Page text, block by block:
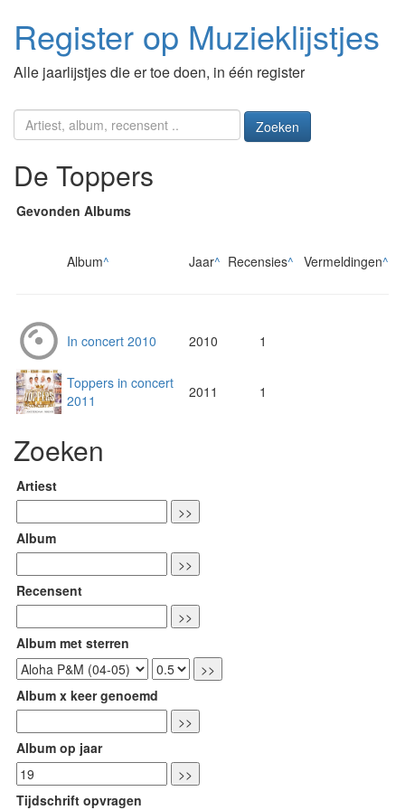
Register op Muzieklijstjes
Alle jaarlijstjes die er toe doen, in één register
Zoeken
De Toppers
Gevonden Albums
Album^ Jaar^ Recensies^ Vermeldingen^
In concert 2010 2010 1
Toppers in concert
2011
2011 1
Zoeken
Artiest
Album
Recensent
Album met sterren
Album x keer genoemd
Album op jaar
Tijdschrift opvragen